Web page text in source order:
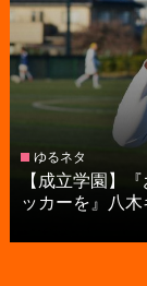
ゆるネタ
【成立学園】
ッカーを』八